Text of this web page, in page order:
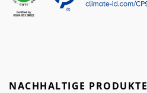
NACHHALTIGE PRODUKTE